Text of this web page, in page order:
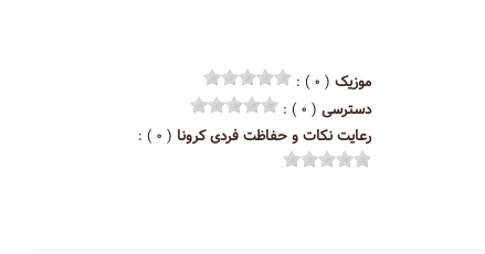
موزیک ( ۰ ) :
دسترسی ( ۰ ) :
رعایت نکات و حفاظت فردی کرونا ( ۰ ) :